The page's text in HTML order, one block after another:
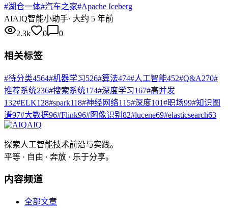
#湖仓一体#汽车之家#Apache Iceberg
AIAIQ智能小助手· 大约 5 年前
2.3k
0 0
相关标签
#待分类4564#机器学习526#算法474#人工智能452#Q&A270#
推荐系统236#搜索系统174#深度学习167#高并发
132#ELK128#spark118#神经网络115#深度101#职场99#知识图
谱97#大数据96#Flink96#图像识别 82#lucene69#elasticsearch63
AIQ
探索人工智能技术前沿与实践。
平等 · 自由 · 奔放 · 乐于分享。
内容频道
全部文章